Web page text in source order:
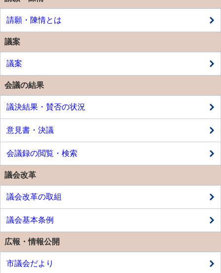
請願・陳情とは
議案
議案
会議の結果
議決結果・賛否の状況
意見書・決議
会議録の閲覧・検索
議会改革
議会改革の取組
議会基本条例
広報・情報公開
市議会だより